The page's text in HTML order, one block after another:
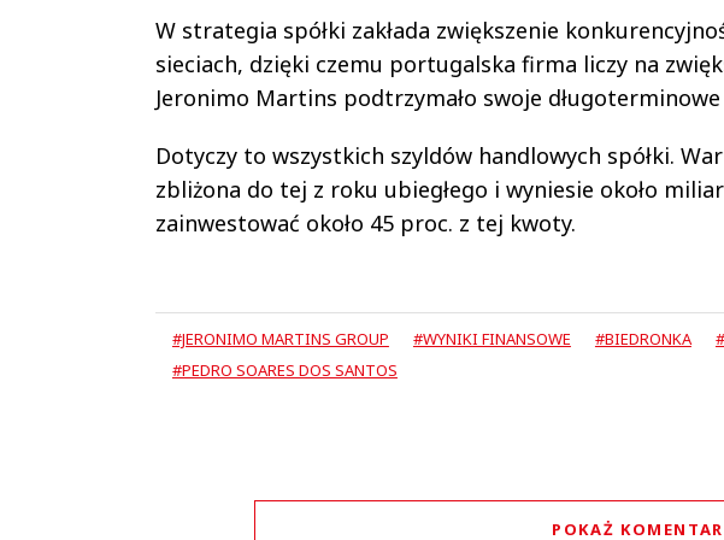
W strategia spółki zakłada zwiększenie
sieciach, dzięki czemu portugalska firma liczy na
Jeronimo Martins podtrzymało swoje długoterminowe
Dotyczy to wszystkich szyldów handlowych spółki.
zbliżona do tej z roku ubiegłego i wyniesie około
zainwestować około 45 proc. z tej kwoty.
#JERONIMO MARTINS GROUP #WYNIKI FINANSOWE #BIEDRONKA
#PEDRO SOARES DOS SANTOS
POKAŻ